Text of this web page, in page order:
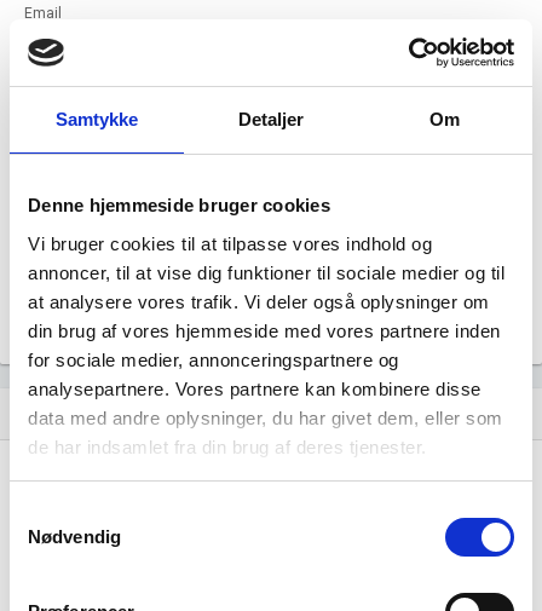
Samtykke Detaljer Om
Denne hjemmeside bruger cookies
Vi bruger cookies til at tilpasse vores indhold og
annoncer, til at vise dig funktioner til sociale medier og til
at analysere vores trafik. Vi deler også oplysninger om
din brug af vores hjemmeside med vores partnere inden
for sociale medier, annonceringspartnere og
analysepartnere. Vores partnere kan kombinere disse
data med andre oplysninger, du har givet dem, eller som
de har indsamlet fra din brug af deres tjenester.
Nødvendig
Email
info@ontec.dk
Hjemmeside
Celfon ApS
Status
NORMAL
Selskabets formål er at udøve virksomhed med handel og
service samt aktiviteter i tilknytning hertil.
Tegningsregel
Selskabet tegnes af en direktør.
show_chart Udvikling i antal ansatte